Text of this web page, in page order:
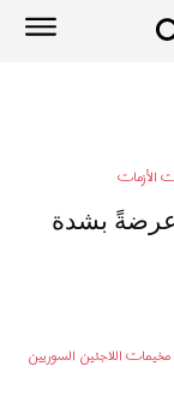
عرضةً بشدة